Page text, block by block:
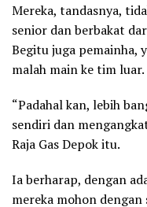
Mereka, tandasnya,
senior dan berbakat
Begitu juga pemainha,
malah main ke tim luar.
“Padahal kan, lebih
sendiri dan
Raja Gas Depok itu.
Ia berharap, dengan
mereka mohon